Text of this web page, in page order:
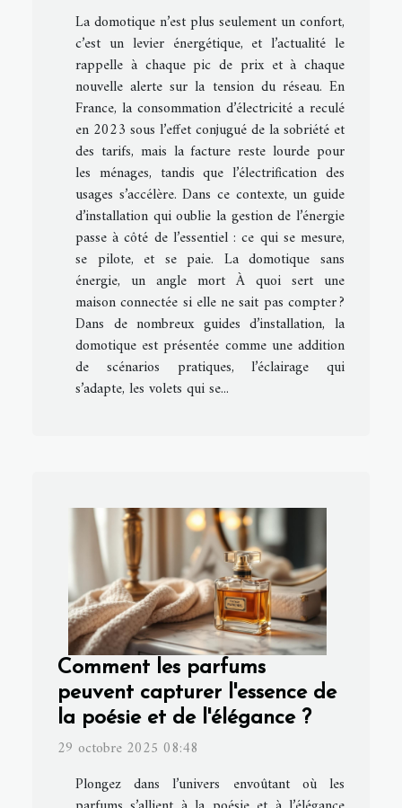
La domotique n’est plus seulement un confort,
c’est un levier énergétique, et l’actualité le
rappelle à chaque pic de prix et à chaque
nouvelle alerte sur la tension du réseau. En
France, la consommation d’électricité a reculé
en 2023 sous l’effet conjugué de la sobriété et
des tarifs, mais la facture reste lourde pour
les ménages, tandis que l’électrification des
usages s’accélère. Dans ce contexte, un guide
d’installation qui oublie la gestion de l’énergie
passe à côté de l’essentiel : ce qui se mesure,
se pilote, et se paie. La domotique sans
énergie, un angle mort À quoi sert une
maison connectée si elle ne sait pas compter ?
Dans de nombreux guides d’installation, la
domotique est présentée comme une addition
de scénarios pratiques, l’éclairage qui
s’adapte, les volets qui se...
Comment les parfums
peuvent capturer l'essence de
la poésie et de l'élégance ?
29 octobre 2025 08:48
Plongez dans l’univers envoûtant où les